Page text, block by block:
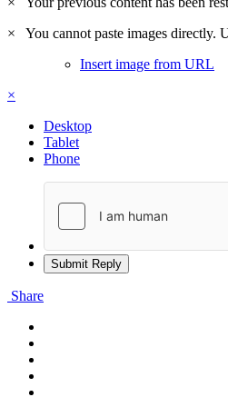
×
You cannot paste images directly.
Insert image from URL
×
Desktop
Tablet
Phone
Submit Reply
Share